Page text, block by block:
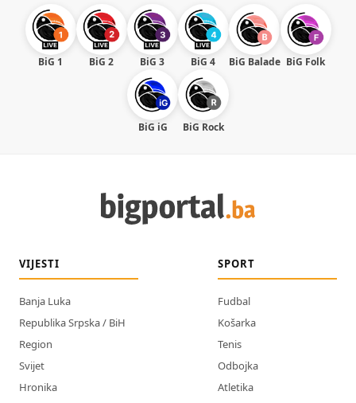
BiG 1 BiG 2 BiG 3 BiG 4 BiG Balade BiG Folk
BiG iG BiG Rock
VIJESTI
Banja Luka
Republika Srpska / BiH
Region
Svijet
Hronika
SPORT
Fudbal
Košarka
Tenis
Odbojka
Atletika